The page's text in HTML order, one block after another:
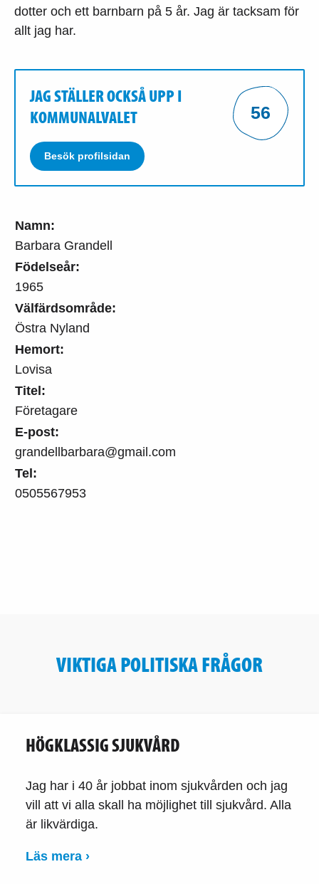
Namn:
Barbara Grandell
Födelseår:
1965
Välfärdsområde:
Östra Nyland
Hemort:
Lovisa
Titel:
Företagare
E-post:
grandellbarbara@gmail.com
Tel:
0505567953
dotter och ett barnbarn på 5 år. Jag är tacksam för
allt jag har.
JAG STÄLLER OCKSÅ UPP I
KOMMUNALVALET
Besök profilsidan
56
VIKTIGA POLITISKA FRÅGOR
HÖGKLASSIG SJUKVÅRD
Jag har i 40 år jobbat inom sjukvården och jag
vill att vi alla skall ha möjlighet till sjukvård. Alla
är likvärdiga.
Läs mera ›